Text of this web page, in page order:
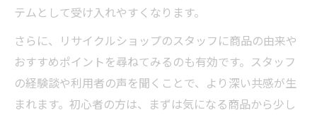
テムとして受け入れやすくなります。
さらに、リサイクルショップのスタッフに商品の由来や
おすすめポイントを尋ねてみるのも有効です。スタッフ
の経験談や利用者の声を聞くことで、より深い共感が生
まれます。初心者の方は、まずは気になる商品から少し